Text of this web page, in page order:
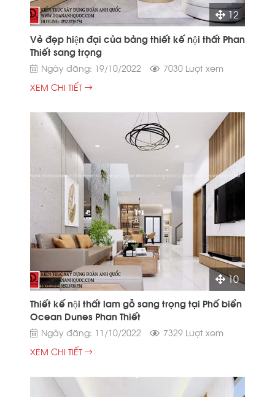
12
Vẻ đẹp hiện đại của bảng thiết kế nội thất Phan
Thiết sang trọng
Ngày đăng: 19/10/2022
7030 Lượt xem
XEM CHI TIẾT
10
Thiết kế nội thất lam gỗ sang trọng tại Phố biển
Ocean Dunes Phan Thiết
Ngày đăng: 11/10/2022
7329 Lượt xem
XEM CHI TIẾT